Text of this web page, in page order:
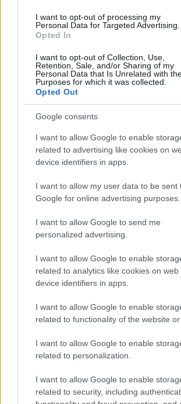
I want to opt-out of processing my
Personal Data for Targeted Advertising.
Opted In
I want to opt-out of Collection, Use,
Retention, Sale, and/or Sharing of my
Personal Data that Is Unrelated with
Purposes for which it was collected.
Opted Out
Google consents
I want to allow Google to enable
related to advertising like cookies on
device identifiers in apps.
I want to allow my user data to be sent
Google for online advertising purposes.
I want to allow Google to send me
personalized advertising.
I want to allow Google to enable
related to analytics like cookies on web
device identifiers in apps.
I want to allow Google to enable
related to functionality of the website or
I want to allow Google to enable
related to personalization.
I want to allow Google to enable
related to security, including
completa l’iter
Film internazionale, casting per
Costa Smeralda
Porto Rotondo ospita la
Controlli all’aeroporto di Olbia,
in Europa: classifica dei 5
pe…
Incendi, a San Pasquale arriva il
l’inaugurazione
Andrea Mura conquista Palau:
partecipazione per il suo